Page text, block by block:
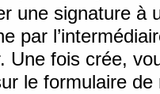
une signature à
par
Une fois crée,
le formulaire de